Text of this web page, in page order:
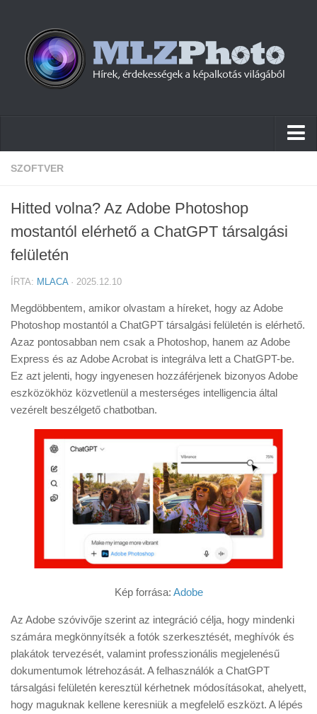
Hírek
Cikkek
Tanácsok
Érdekességek
Helyszíni Riport
E-BB
SZOFTVER
Hitted volna? Az Adobe Photoshop
mostantól elérhető a ChatGPT társalgási
felületén
ÍRTA: MLACA· 2025.12.10
Megdöbbentem, amikor olvastam a híreket, hogy az Adobe
Photoshop mostantól a ChatGPT társalgási felületén is elérhető.
Azaz pontosabban nem csak a Photoshop, hanem az Adobe
Express és az Adobe Acrobat is integrálva lett a ChatGPT-be.
Ez azt jelenti, hogy ingyenesen hozzáférjenek bizonyos Adobe
eszközökhöz közvetlenül a mesterséges intelligencia által
vezérelt beszélgető chatbotban.
Kép forrása: Adobe
Az Adobe szóvivője szerint az integráció célja, hogy mindenki
számára megkönnyítsék a fotók szerkesztését, meghívók és
plakátok tervezését, valamint professzionális megjelenésű
dokumentumok létrehozását. A felhasználók a ChatGPT
társalgási felületén keresztül kérhetnek módosításokat, ahelyett,
hogy maguknak kellene keresniük a megfelelő eszközt. A lépés